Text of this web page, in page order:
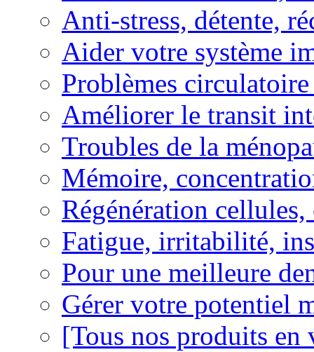
Anti-stress, détente,
Aider votre système
Problèmes
Améliorer le transit
Troubles de la
Mémoire,
Régénération
Fatigue, irritabilité,
Pour une meilleure
Gérer votre potentiel
[Tous nos produits en